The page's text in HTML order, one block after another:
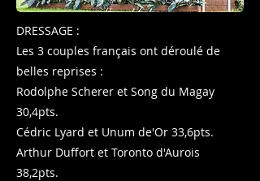
DRESSAGE :
Les 3 couples français ont déroulé de
belles reprises :
Rodolphe Scherer et Song du Magay
30,4pts.
Cédric Lyard et Unum de'Or 33,6pts.
Arthur Duffort et Toronto d'Aurois
38,2pts.